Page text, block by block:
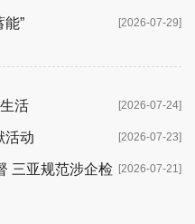
[2026-07-29]
”
[2026-07-24]
活
[2026-07-23]
活动
[2026-07-21]
三亚规范涉企检